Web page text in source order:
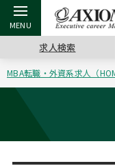
戻る
アクシアムの特長
サービス案内
戻る
キャリア支援 TOP
キャリアデザイン講座
（最新求人市場動向）
戻る
転職ツール TOP
英文レジュメの書き方
戻る
転職コラム TOP
“展”職相談室
戻る
イベント・セミナー TOP
ジョブフェア
戻る
会社概要 TOP
沿革
求人検索
MBA転職・外資系求人（